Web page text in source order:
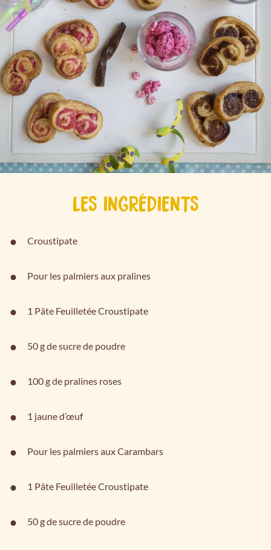
LES INGRÉDIENTS
Croustipate
Pour les palmiers aux pralines
1 Pâte Feuilletée Croustipate
50 g de sucre de poudre
100 g de pralines roses
1 jaune d’œuf
Pour les palmiers aux Carambars
1 Pâte Feuilletée Croustipate
50 g de sucre de poudre